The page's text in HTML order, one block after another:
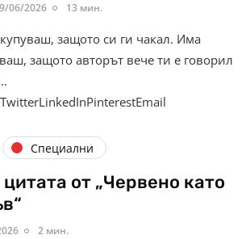
06/2026 13 мин.
защото си ги чакал. Има
защото авторът вече ти е говорил
Специални
от „Червено като
2 мин.